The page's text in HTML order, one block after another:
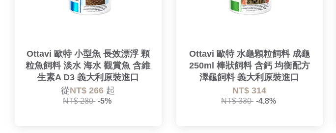
Ottavi 歐特 小型魚 長效漂浮 顆
粒魚飼料 淡水 海水 觀賞魚 含維
生素A D3 義大利原裝進口
從NT$ 266 起
NT$ 280 -5%
Ottavi 歐特 水龜顆粒飼料 成龜
250ml 棒狀飼料 含鈣 均衡配方
澤龜飼料 義大利原裝進口
NT$ 314
NT$ 330 -4.8%